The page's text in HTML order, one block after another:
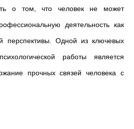
о том, что человек не может
деятельность как
перспективы. Одной из ключевых
работы является
прочных связей человека с